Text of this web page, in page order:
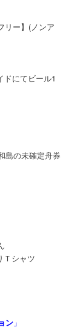
リー】(ノンア
ドにてビール1
島の未確定舟券
Ｔシャツ
ン 」